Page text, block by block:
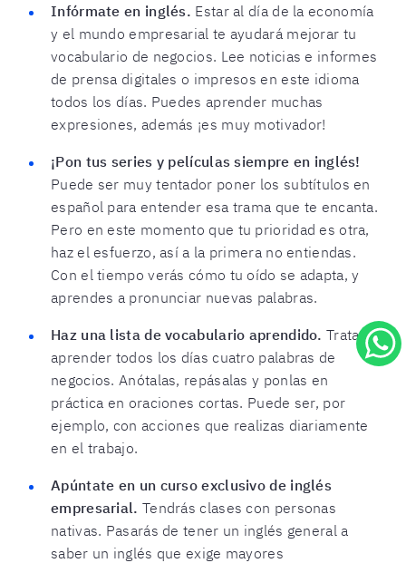
Infórmate en inglés. Estar al día de la economía
y el mundo empresarial te ayudará mejorar tu
vocabulario de negocios. Lee noticias e informes
de prensa digitales o impresos en este idioma
todos los días. Puedes aprender muchas
expresiones, además ¡es muy motivador!
¡Pon tus series y películas siempre en inglés!
Puede ser muy tentador poner los subtítulos en
español para entender esa trama que te encanta.
Pero en este momento que tu prioridad es otra,
haz el esfuerzo, así a la primera no entiendas.
Con el tiempo verás cómo tu oído se adapta, y
aprendes a pronunciar nuevas palabras.
Haz una lista de vocabulario aprendido. Trata de
aprender todos los días cuatro palabras de
negocios. Anótalas, repásalas y ponlas en
práctica en oraciones cortas. Puede ser, por
ejemplo, con acciones que realizas diariamente
en el trabajo.
Apúntate en un curso exclusivo de inglés
empresarial. Tendrás clases con personas
nativas. Pasarás de tener un inglés general a
saber un inglés que exige mayores